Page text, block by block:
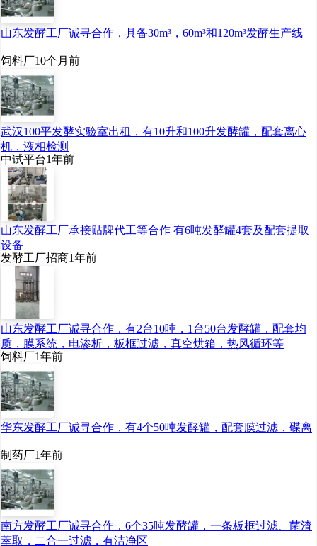
山东发酵工厂诚寻合作，具备30m³，60m³和120m³发酵生产线
饲料厂10个月前
武汉100平发酵实验室出租，有10升和100升发酵罐，配套离心
机，液相检测
中试平台1年前
山东发酵工厂承接贴牌代工等合作 有6吨发酵罐4套及配套提取
设备
发酵工厂招商1年前
山东发酵工厂诚寻合作，有2台10吨，1台50台发酵罐，配套均
质，膜系统，电渗析，板框过滤，真空烘箱，热风循环等
饲料厂1年前
华东发酵工厂诚寻合作，有4个50吨发酵罐，配套膜过滤，碟离
制药厂1年前
南方发酵工厂诚寻合作，6个35吨发酵罐，一条板框过滤、菌渣
萃取，二合一过滤，有洁净区